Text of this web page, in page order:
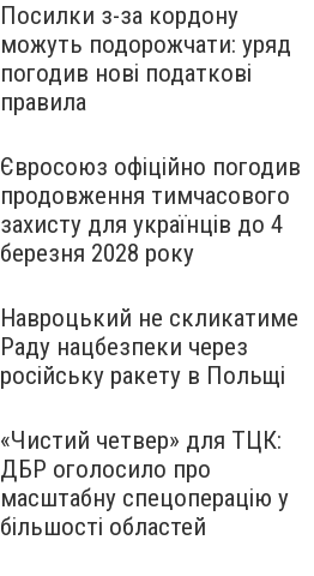
Посилки з-за кордону
можуть подорожчати: уряд
погодив нові податкові
правила
Євросоюз офіційно погодив
продовження тимчасового
захисту для українців до 4
березня 2028 року
Навроцький не скликатиме
Раду нацбезпеки через
російську ракету в Польщі
«Чистий четвер» для ТЦК:
ДБР оголосило про
масштабну спецоперацію у
більшості областей